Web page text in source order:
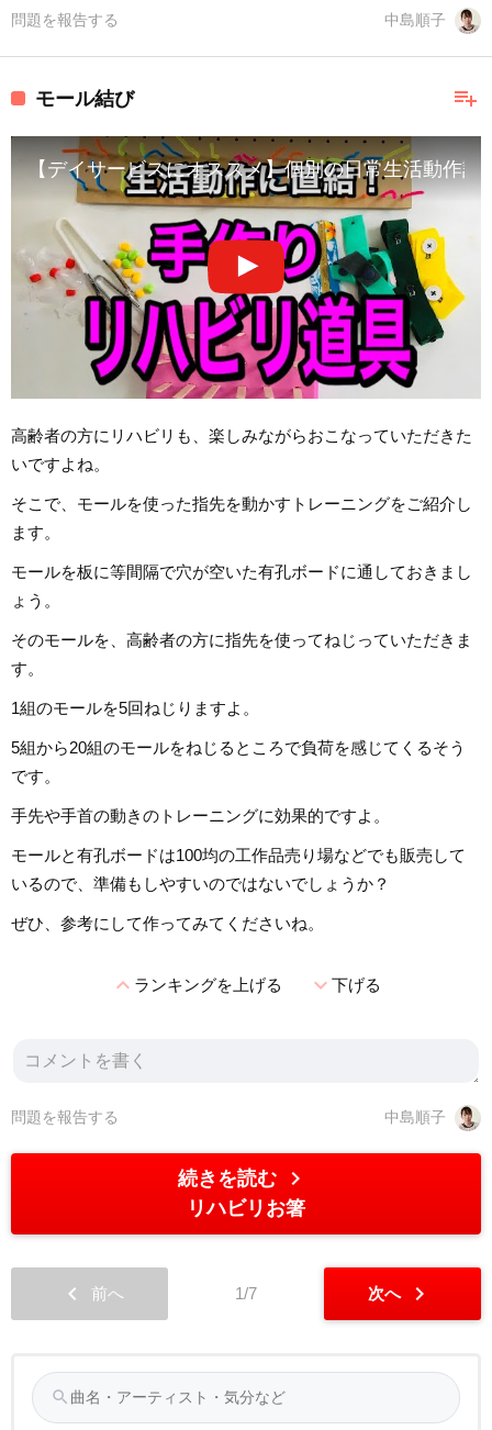
中島順子
問題を報告する
playlist_add
モール結び
【デイサービスにオススメ】個別の日常生活動作
高齢者の方にリハビリも、楽しみながらおこなっていただきた
いですよね。
そこで、モールを使った指先を動かすトレーニングをご紹介し
ます。
モールを板に等間隔で穴が空いた有孔ボードに通しておきまし
ょう。
そのモールを、高齢者の方に指先を使ってねじっていただきま
す。
1組のモールを5回ねじりますよ。
5組から20組のモールをねじるところで負荷を感じてくるそう
です。
手先や手首の動きのトレーニングに効果的ですよ。
モールと有孔ボードは100均の工作品売り場などでも販売して
いるので、準備もしやすいのではないでしょうか？
ぜひ、参考にして作ってみてくださいね。
expand_lessランキングを上げる expand_more下げる
中島順子
問題を報告する
続きを読む chevron_right
リハビリお箸
chevron_left 前へ 1/7 次へ chevron_right
search